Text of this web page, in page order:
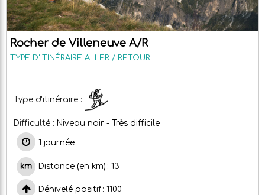
Rocher de Villeneuve A/R
TYPE D'ITINÉRAIRE ALLER / RETOUR
Type d'itinéraire :
Difficulté : Niveau noir - Très difficile
1 journée
Distance (en km) 13
Dénivelé positif 1100